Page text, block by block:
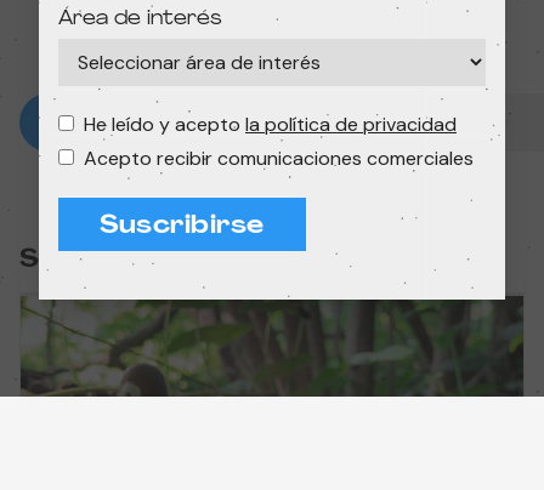
Sesión:
Área de interés
He leído y acepto la política de privacidad
Acepto recibir comunicaciones comerciales
Suscribirse